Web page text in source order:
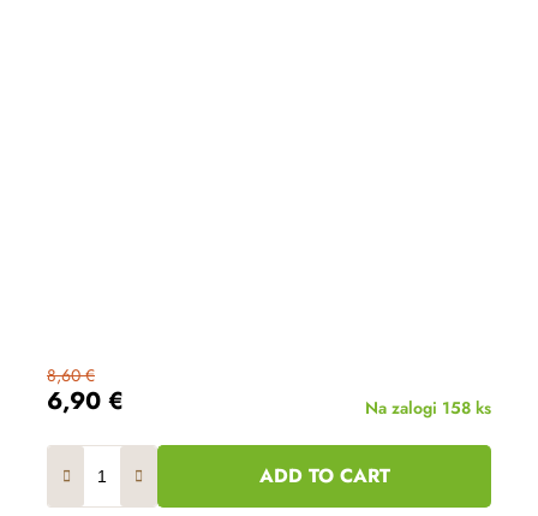
6,90 €
8,60 €
Na zalogi 158 ks
ADD TO CART